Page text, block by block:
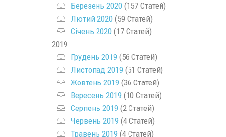
Березень 2020(157 Статей)
Лютий 2020(59 Статей)
Січень 2020(17 Статей)
2019
Грудень 2019 (56 Статей)
Листопад 2019 (51 Статей)
Жовтень 2019 (36 Статей)
Вересень 2019 (10 Статей)
Серпень 2019 (2 Статей)
Червень 2019 (4 Статей)
Травень 2019 (4 Статей)